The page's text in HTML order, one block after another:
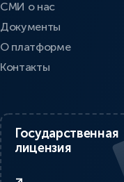
СМИ о нас
Документы
О платформе
Контакты
Государственная
лицензия